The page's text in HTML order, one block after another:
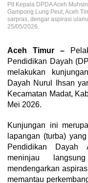
Plt Kepala DPDA Aceh
Gampong Lung Peut, Aceh
sarpras, dengar aspirasi
25/05/2026.
Aceh Timur –
Pendidikan Dayah
melakukan
Dayah Nurul Ihsan
Kecamatan Madat,
Mei 2026.
Kunjungan ini
lapangan (turba)
Pendidikan Dayah
meninjau
mendengarkan
memantau